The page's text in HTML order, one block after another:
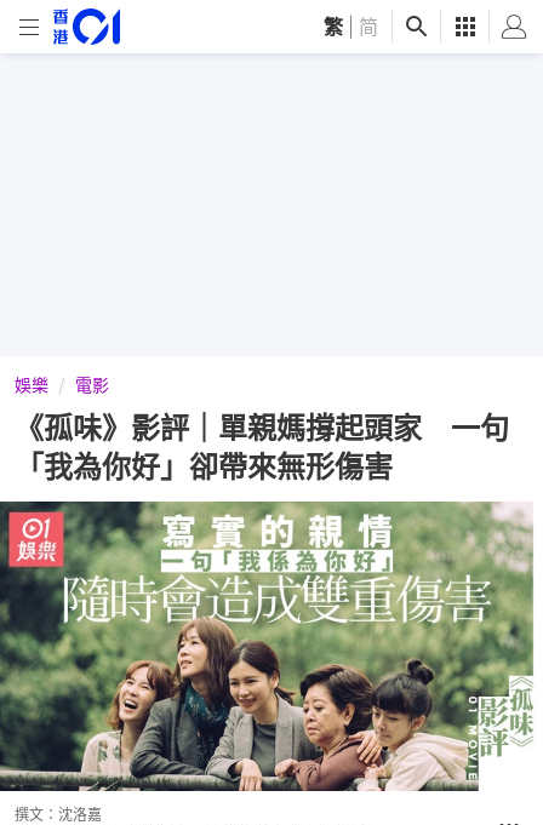
繁 简
娛樂 電影
《孤味》影評｜單親媽撐起頭家 一句
「我為你好」卻帶來無形傷害
撰文： 沈洛嘉